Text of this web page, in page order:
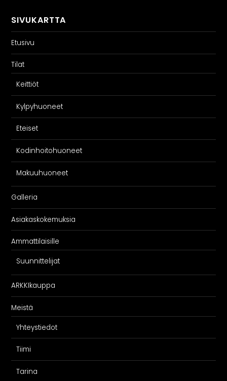
SIVUKARTTA
Etusivu
Tilat
Keittiöt
Kylpyhuoneet
Eteiset
Kodinhoitohuoneet
Makuuhuoneet
Galleria
Asiakaskokemuksia
Ammattilaisille
Suunnittelijat
ARKKIkauppa
Meistä
Yhteystiedot
Tiimi
Tarina